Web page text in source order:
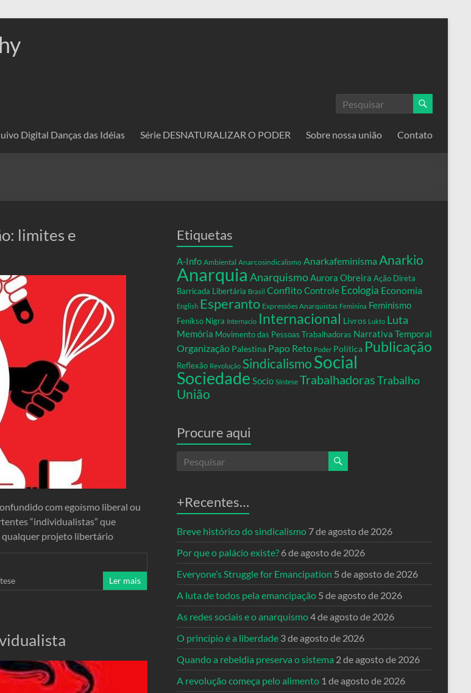
Digital Danças das Idéias Série DESNATURALIZAR O PODER Sobre nossa união Contato
limites e
com egoísmo liberal ou
“individualistas” que
qualquer projeto libertário
Ler mais
Etiquetas
A-Info Ambiental Anarcosindicalismo Anarkafeminisma Anarkio
Anarquia AnarquismoAurora Obreira Ação Direta
Barricada Libertária Brasil ConflitoControle Ecologia Economia
English Esperanto Expressões Anarquistas Feminina Feminismo
Fenikso Nigra Internacio Internacional Livros Lukto Luta
Memória Movimento das Pessoas Trabalhadoras Narrativa Temporal
Organização Palestina Papo Reto Poder Política Publicação
Reflexão Revolução Sindicalismo Social
Sociedade Socio Síntese TrabalhadorasTrabalho
União
Procure aqui
+Recentes…
Breve histórico do sindicalismo 7 de agosto de 2026
Por que o palácio existe? 6 de agosto de 2026
Everyone’s Struggle for Emancipation 5 de agosto de 2026
A luta de todos pela emancipação 5 de agosto de 2026
As redes sociais e o anarquismo4 de agosto de 2026
O princípio é a liberdade 3 de agosto de 2026
Quando a rebeldia preserva o sistema 2 de agosto de 2026
A revolução começa pelo alimento 1 de agosto de 2026